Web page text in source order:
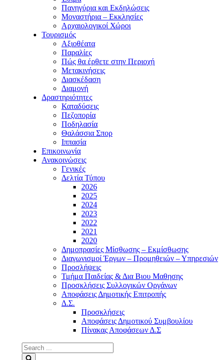
Πανηγύρια και Εκδηλώσεις
Μοναστήρια – Εκκλησίες
Αρχαιολογικοί Χώροι
Τουρισμός
Αξιοθέατα
Παραλίες
Πώς θα έρθετε στην Περιοχή
Μετακινήσεις
Διασκέδαση
Διαμονή
Δραστηριότητες
Καταδύσεις
Πεζοπορία
Ποδηλασία
Θαλάσσια Σπορ
Ιππασία
Επικοινωνία
Ανακοινώσεις
Γενικές
Δελτία Τύπου
2026
2025
2024
2023
2022
2021
2020
Δημοπρασίες Μίσθωσης – Εκμίσθωσης
Διαγωνισμοί Έργων – Προμηθειών – Υπηρεσιών
Προσλήψεις
Τμήμα Παιδείας & Δια Βιου Μαθησης
Προσκλήσεις Συλλογικών Οργάνων
Αποφάσεις Δημοτικής Επιτροπής
Δ.Σ.
Προσκλήσεις
Αποφάσεις Δημοτικού Συμβουλίου
Πίνακας Αποφάσεων Δ.Σ
Search
for: